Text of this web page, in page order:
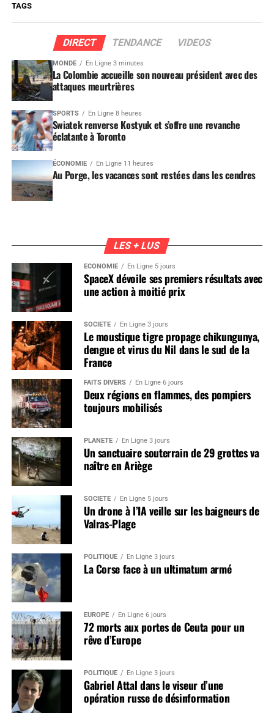
TAGS
DIRECT TENDANCE VIDEOS
MONDE En Ligne 3 minutes
La Colombie accueille son nouveau président avec des
attaques meurtrières
SPORTS En Ligne 8 heures
Swiatek renverse Kostyuk et s’offre une revanche
éclatante à Toronto
ÉCONOMIE En Ligne 11 heures
Au Porge, les vacances sont restées dans les cendres
LES + LUS
ÉCONOMIE En Ligne 5 jours
SpaceX dévoile ses premiers résultats avec
une action à moitié prix
SOCIÉTÉ En Ligne 3 jours
Le moustique tigre propage chikungunya,
dengue et virus du Nil dans le sud de la
France
FAITS DIVERS En Ligne 6 jours
Deux régions en flammes, des pompiers
toujours mobilisés
PLANÈTE En Ligne 3 jours
Un sanctuaire souterrain de 29 grottes va
naître en Ariège
SOCIÉTÉ En Ligne 5 jours
Un drone à l’IA veille sur les baigneurs de
Valras-Plage
POLITIQUE En Ligne 3 jours
La Corse face à un ultimatum armé
EUROPE En Ligne 6 jours
72 morts aux portes de Ceuta pour un
rêve d’Europe
POLITIQUE En Ligne 3 jours
Gabriel Attal dans le viseur d’une
opération russe de désinformation